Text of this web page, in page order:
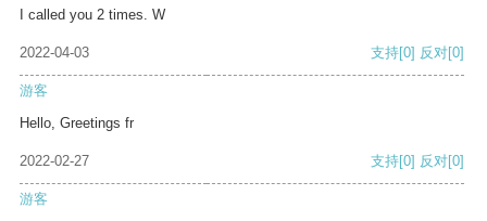
I called you 2 times. W
2022-04-03 支持[0] 反对[0]
游客
Hello, Greetings fr
2022-02-27 支持[0] 反对[0]
游客